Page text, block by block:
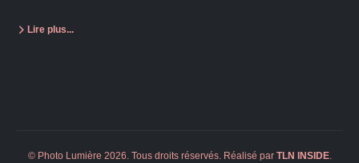
Lire plus...
© Photo Lumière 2026. Tous droits réservés. Réalisé par TLN INSIDE.